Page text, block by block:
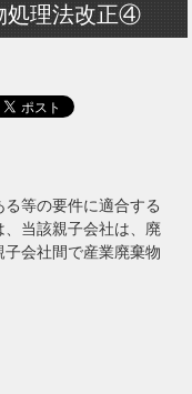
処理法改正④
る等の要件に適合する
、当該親子会社は、廃
子会社間で産業廃棄物